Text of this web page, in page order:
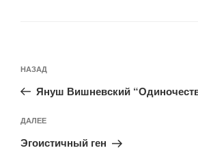
по
записям
Предыдущая
запись:
НАЗАД
Януш Вишневский
Следующая
запись
ДАЛЕЕ
Эгоистичный ген